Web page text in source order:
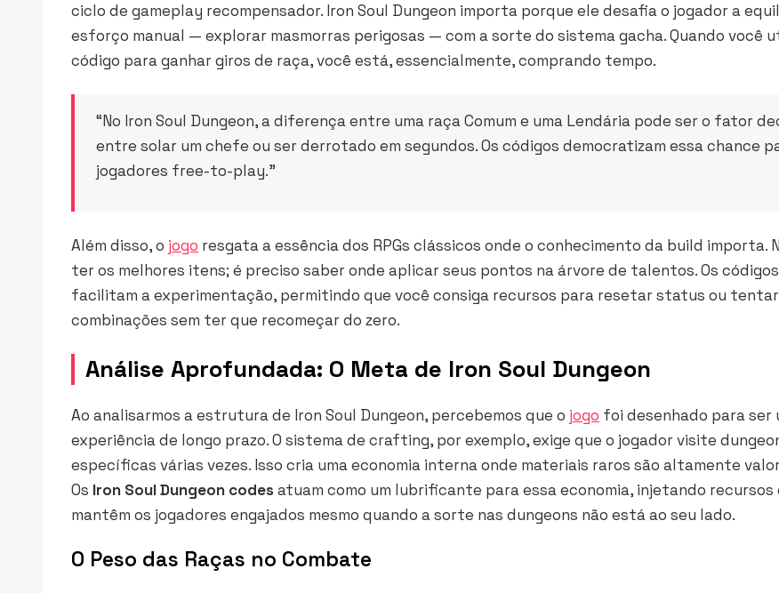
ciclo de gameplay recompensador. Iron Soul Dungeon importa porque ele desafia o jogador a
esforço manual — explorar masmorras perigosas — com a sorte do sistema gacha. Quando você
código para ganhar giros de raça, você está, essencialmente, comprando tempo.
“No Iron Soul Dungeon, a diferença entre uma raça Comum e uma Lendária pode ser o fator
entre solar um chefe ou ser derrotado em segundos. Os códigos democratizam essa chance
jogadores free-to-play.”
Além disso, o jogo resgata a essência dos RPGs clássicos onde o conhecimento da build importa.
ter os melhores itens; é preciso saber onde aplicar seus pontos na árvore de talentos. Os códigos
facilitam a experimentação, permitindo que você consiga recursos para resetar status ou
combinações sem ter que recomeçar do zero.
Análise Aprofundada: O Meta de Iron Soul Dungeon
Ao analisarmos a estrutura de Iron Soul Dungeon, percebemos que o jogo foi desenhado para ser
experiência de longo prazo. O sistema de crafting, por exemplo, exige que o jogador visite
específicas várias vezes. Isso cria uma economia interna onde materiais raros são altamente
Os Iron Soul Dungeon codes atuam como um lubrificante para essa economia, injetando recursos
mantêm os jogadores engajados mesmo quando a sorte nas dungeons não está ao seu lado.
O Peso das Raças no Combate